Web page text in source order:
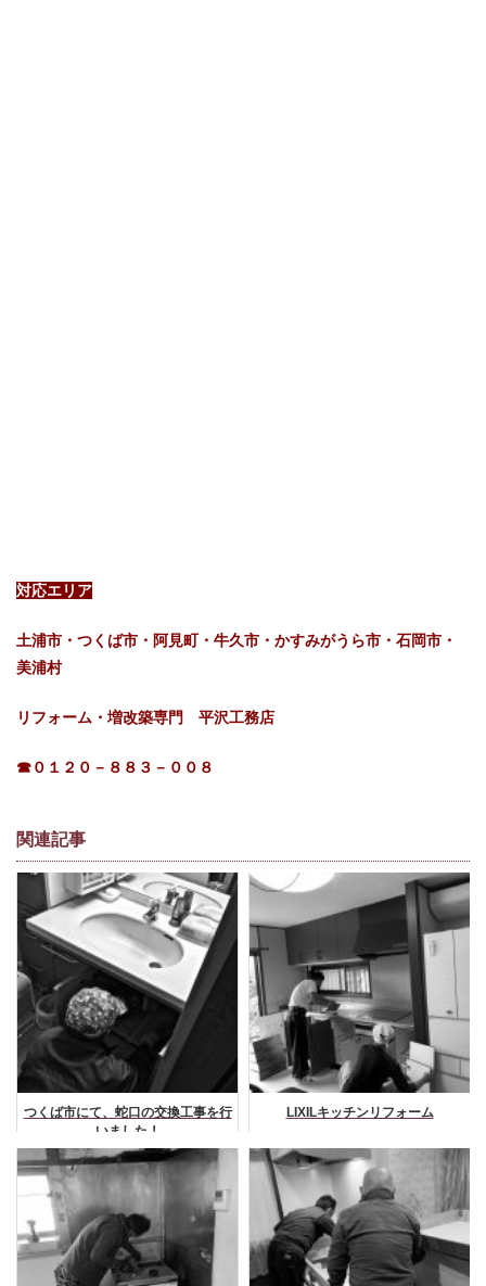
対応エリア
土浦市・つくば市・阿見町・牛久市・かすみがうら市・石岡市・
美浦村
リフォーム・増改築専門 平沢工務店
☎０１２０－８８３－００８
関連記事
つくば市にて、蛇口の交換工事を行
いました！
LIXILキッチンリフォーム